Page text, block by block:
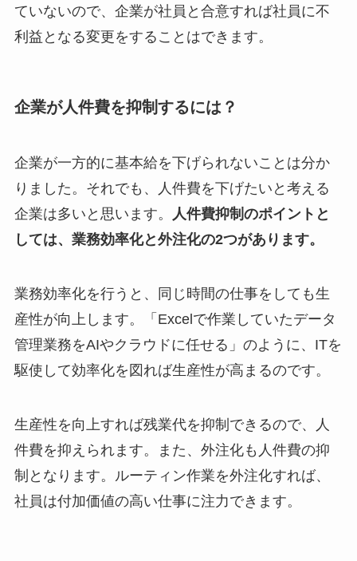
ていないので、企業が社員と合意すれば社員に不
利益となる変更をすることはできます。
企業が人件費を抑制するには？
企業が一方的に基本給を下げられないことは分か
りました。それでも、人件費を下げたいと考える
企業は多いと思います。
人件費抑制のポイントと
しては、業務効率化と外注化の2つがあります。
業務効率化を行うと、同じ時間の仕事をしても生
産性が向上します。「Excelで作業していたデータ
管理業務をAIやクラウドに任せる」のように、ITを
駆使して効率化を図れば生産性が高まるのです。
生産性を向上すれば残業代を抑制できるので、人
件費を抑えられます。また、外注化も人件費の抑
制となります。ルーティン作業を外注化すれば、
社員は付加価値の高い仕事に注力できます。